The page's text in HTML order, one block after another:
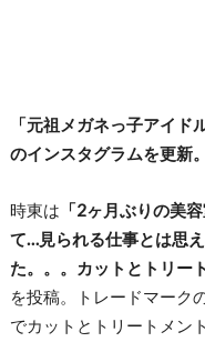
「元祖メガネっ子アイ
のインスタグラムを更新
時東は 「2ヶ月ぶりの美
て…見られる仕事とは思
た。。。カットとトリー
を投稿。トレードマーク
でカットとトリートメン